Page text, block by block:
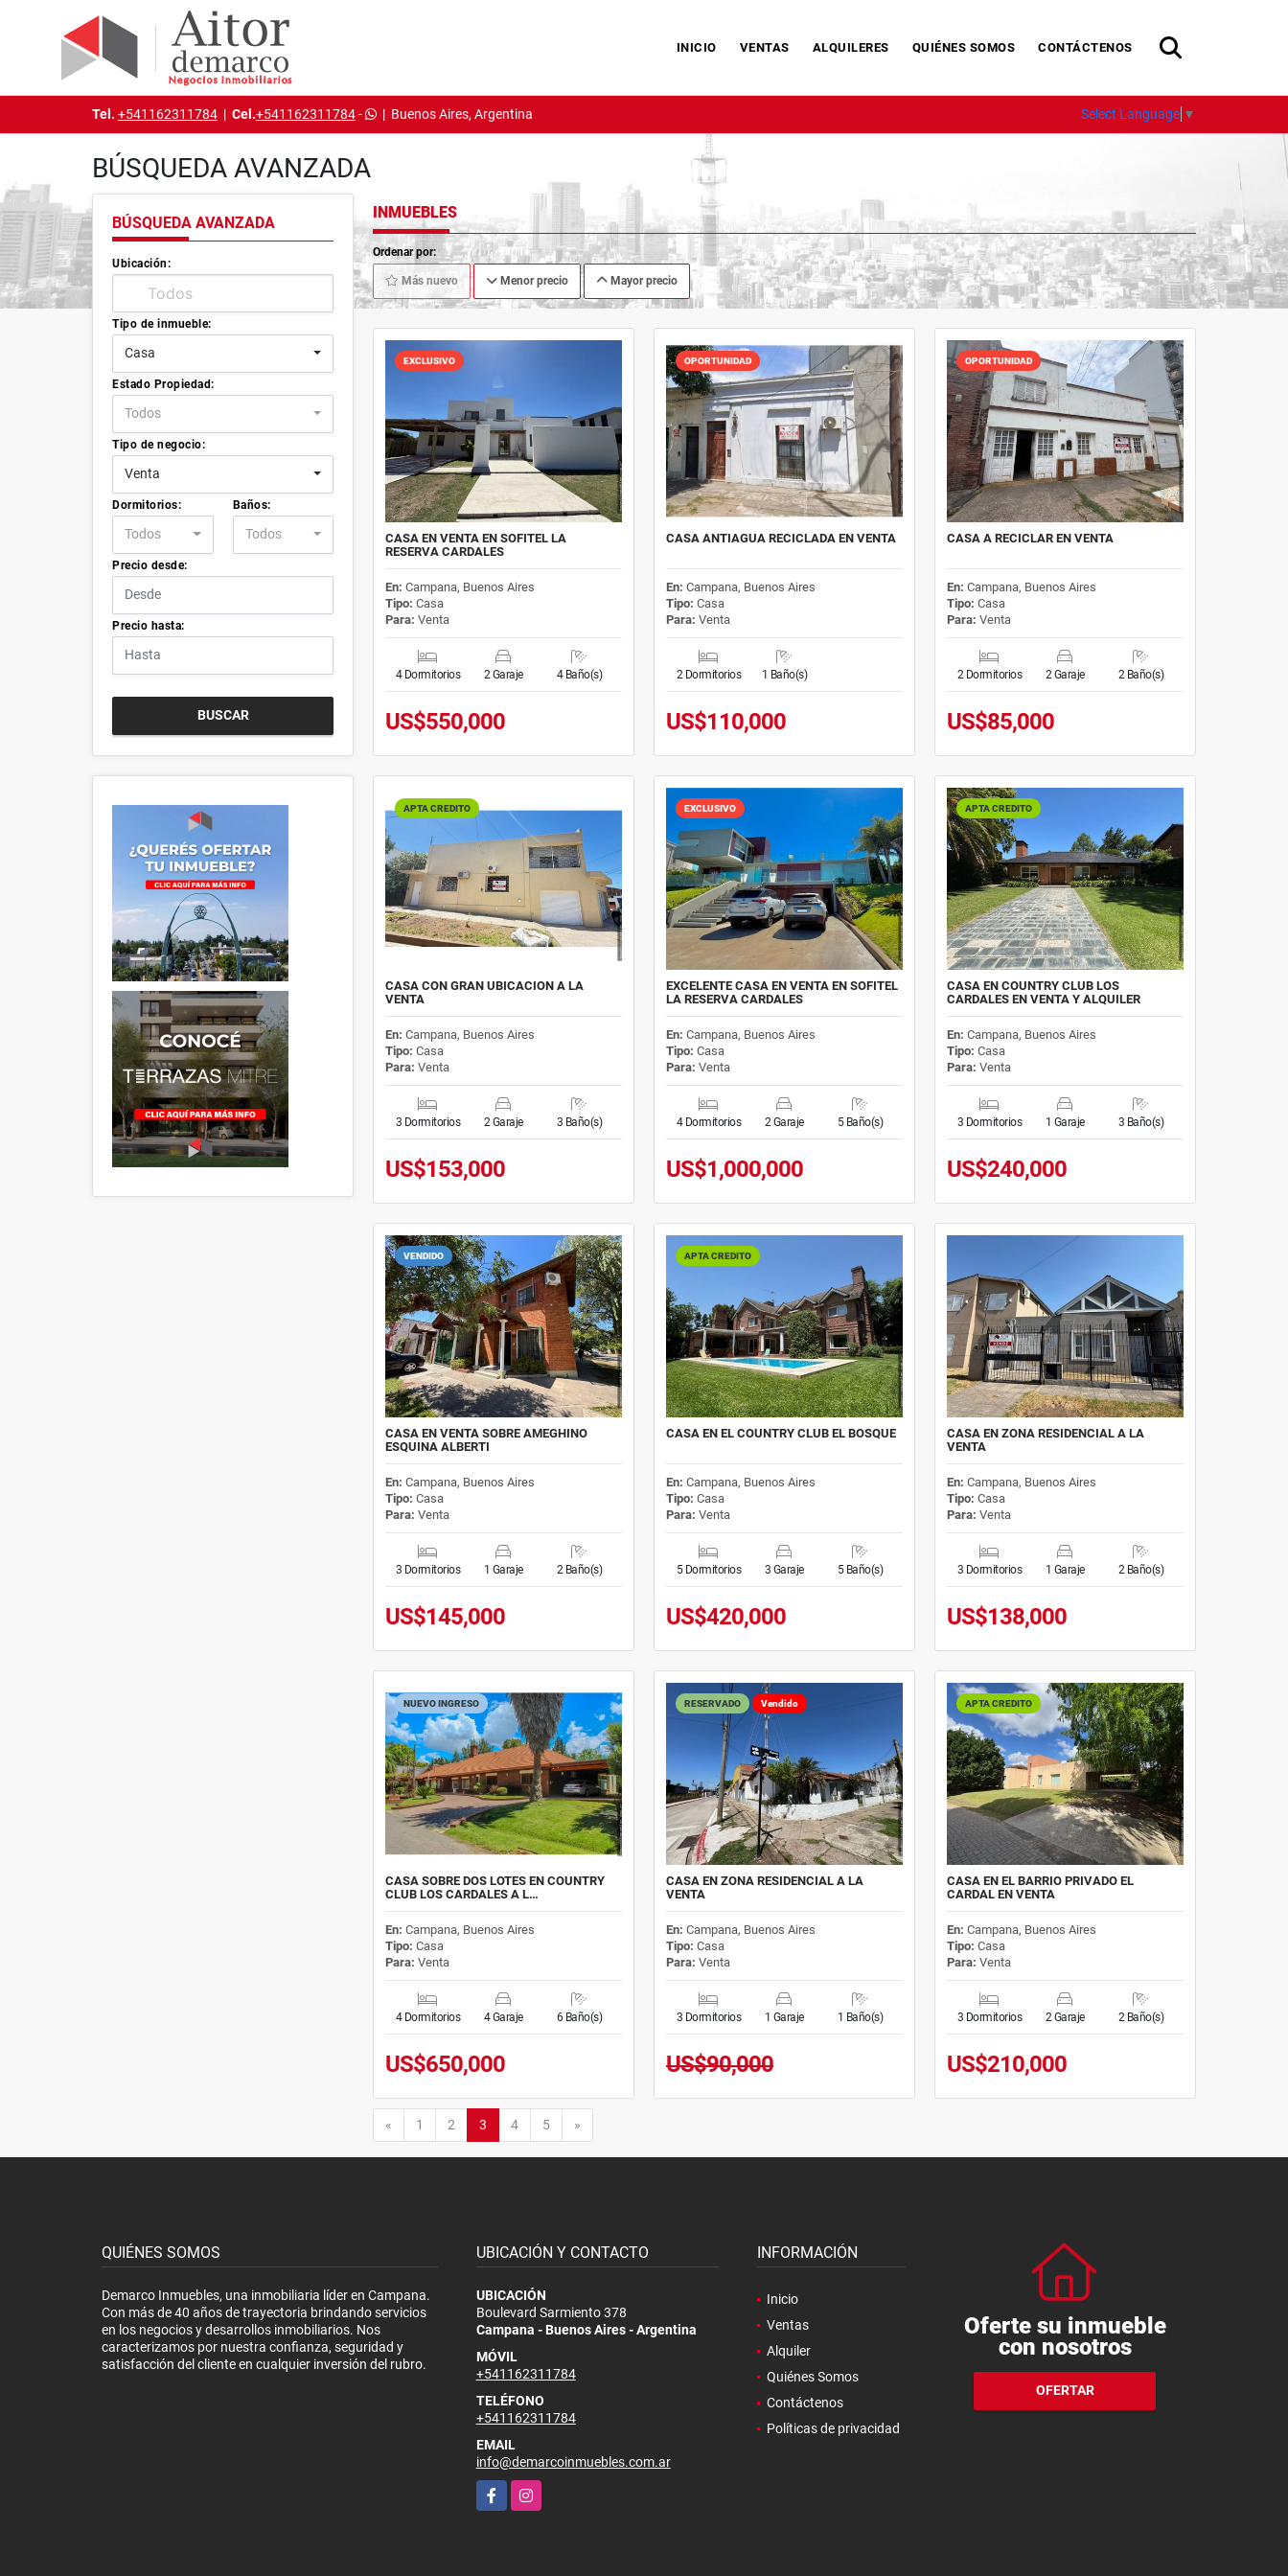
INICIO VENTAS ALQUILERES QUIÉNES SOMOS CONTÁCTENOS
Tel. +541162311784 | Cel.+541162311784- | Buenos Aires, Argentina Select Language ▼
BÚSQUEDA AVANZADA
BÚSQUEDA AVANZADA
Ubicación:
Tipo de inmueble:
Casa
Estado Propiedad:
Todos
Tipo de negocio:
Venta
Dormitorios:
Todos
Baños:
Todos
Precio desde:
Precio hasta:
BUSCAR
INMUEBLES
Ordenar por:
Más nuevo Menor precio Mayor precio
EXCLUSIVO
CASA EN VENTA EN SOFITEL LA
RESERVA CARDALES
En: Campana, Buenos Aires
Tipo: Casa
Para: Venta
4 Dormitorios 2 Garaje 4 Baño(s)
US$550,000
OPORTUNIDAD
CASA ANTIAGUA RECICLADA EN VENTA
En: Campana, Buenos Aires
Tipo: Casa
Para: Venta
2 Dormitorios 1 Baño(s)
US$110,000
OPORTUNIDAD
CASA A RECICLAR EN VENTA
En: Campana, Buenos Aires
Tipo: Casa
Para: Venta
2 Dormitorios 2 Garaje 2 Baño(s)
US$85,000
APTA CREDITO
CASA CON GRAN UBICACION A LA
VENTA
En: Campana, Buenos Aires
Tipo: Casa
Para: Venta
3 Dormitorios 2 Garaje 3 Baño(s)
US$153,000
EXCLUSIVO
EXCELENTE CASA EN VENTA EN SOFITEL
LA RESERVA CARDALES
En: Campana, Buenos Aires
Tipo: Casa
Para: Venta
4 Dormitorios 2 Garaje 5 Baño(s)
US$1,000,000
APTA CREDITO
CASA EN COUNTRY CLUB LOS
CARDALES EN VENTA Y ALQUILER
En: Campana, Buenos Aires
Tipo: Casa
Para: Venta
3 Dormitorios 1 Garaje 3 Baño(s)
US$240,000
VENDIDO
CASA EN VENTA SOBRE AMEGHINO
ESQUINA ALBERTI
En: Campana, Buenos Aires
Tipo: Casa
Para: Venta
3 Dormitorios 1 Garaje 2 Baño(s)
US$145,000
APTA CREDITO
CASA EN EL COUNTRY CLUB EL BOSQUE
En: Campana, Buenos Aires
Tipo: Casa
Para: Venta
5 Dormitorios 3 Garaje 5 Baño(s)
US$420,000
CASA EN ZONA RESIDENCIAL A LA
VENTA
En: Campana, Buenos Aires
Tipo: Casa
Para: Venta
3 Dormitorios 1 Garaje 2 Baño(s)
US$138,000
NUEVO INGRESO
CASA SOBRE DOS LOTES EN COUNTRY
CLUB LOS CARDALES A L…
En: Campana, Buenos Aires
Tipo: Casa
Para: Venta
4 Dormitorios 4 Garaje 6 Baño(s)
US$650,000
RESERVADO Vendido
CASA EN ZONA RESIDENCIAL A LA
VENTA
En: Campana, Buenos Aires
Tipo: Casa
Para: Venta
3 Dormitorios 1 Garaje 1 Baño(s)
US$90,000
APTA CREDITO
CASA EN EL BARRIO PRIVADO EL
CARDAL EN VENTA
En: Campana, Buenos Aires
Tipo: Casa
Para: Venta
3 Dormitorios 2 Garaje 2 Baño(s)
US$210,000
« Anterior
1 2 3 4 5 »
QUIÉNES SOMOS
Demarco Inmuebles, una inmobiliaria líder en Campana.
Con más de 40 años de trayectoria brindando servicios
en los negocios y desarrollos inmobiliarios. Nos
caracterizamos por nuestra confianza, seguridad y
satisfacción del cliente en cualquier inversión del rubro.
UBICACIÓN Y CONTACTO
UBICACIÓN
Boulevard Sarmiento 378
Campana - Buenos Aires - Argentina
MÓVIL
+541162311784
TELÉFONO
+541162311784
EMAIL
info@demarcoinmuebles.com.ar
FacebookInstagram
INFORMACIÓN
Inicio
Ventas
Alquiler
Quiénes Somos
Contáctenos
Políticas de privacidad
Oferte su inmueble
con nosotros
OFERTAR